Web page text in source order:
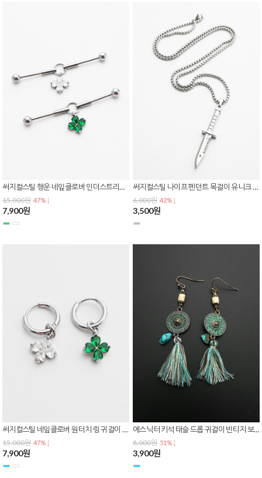
써지컬스틸 행운 네잎클로버 인더스트리얼 바벨 플렉시블 피어싱 큐빅 드롭 P-0825
15,000원 47% ↓
7,900원
써지컬스틸 나이프 펜던트 목걸이 유니크 힙합 스트릿 패션 남녀공용 N-0435
6,000원 42% ↓
3,500원
써지컬스틸 네잎클로버 원터치 링 귀걸이 큐빅 행운 드롭 데일리 이어링 E-0611
15,000원 47% ↓
7,900원
에스닉 터키석 태슬 드롭 귀걸이 빈티지 보헤미안 롱 이어링 E-0610
8,000원 51% ↓
3,900원